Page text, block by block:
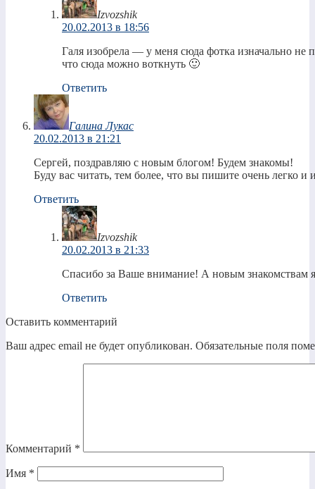
Izvozshik
20.02.2013 в 18:56
Галя изобрела — у меня сюда фотка изначально не
что сюда можно воткнуть 🙂
Ответить
Галина Лукас
20.02.2013 в 21:21
Сергей, поздравляю с новым блогом! Будем знакомы!
Буду вас читать, тем более, что вы пишите очень легко и
Ответить
Izvozshik
20.02.2013 в 21:33
Спасибо за Ваше внимание! А новым знакомствам я
Ответить
Оставить комментарий
Ваш адрес email не будет опубликован. Обязательные поля
Комментарий *
Имя *